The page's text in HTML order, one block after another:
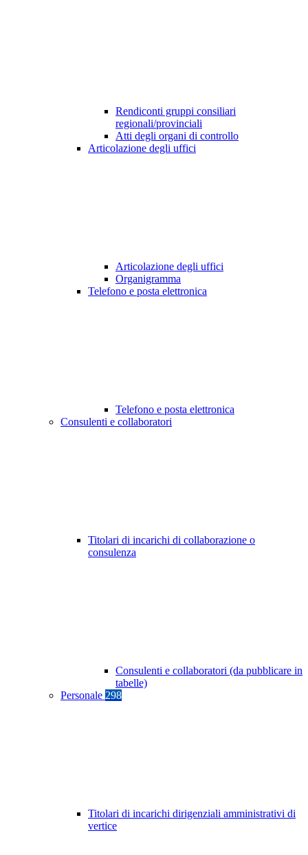
Rendiconti gruppi consiliari
regionali/provinciali
Atti degli organi di controllo
Articolazione degli uffici
Articolazione degli uffici
Organigramma
Telefono e posta elettronica
Telefono e posta elettronica
Consulenti e collaboratori
Titolari di incarichi di collaborazione o
consulenza
Consulenti e collaboratori (da pubblicare in
tabelle)
Personale 298
Titolari di incarichi dirigenziali amministrativi di
vertice